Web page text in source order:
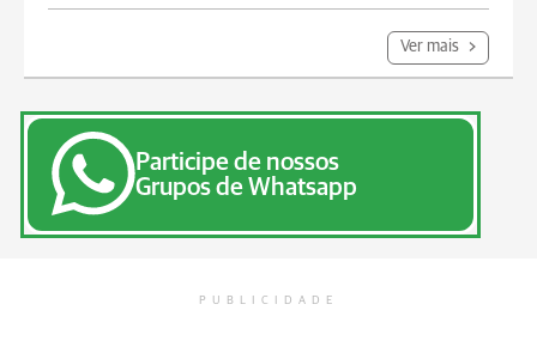
Ver mais
Participe de nossos
Grupos de Whatsapp
PUBLICIDADE